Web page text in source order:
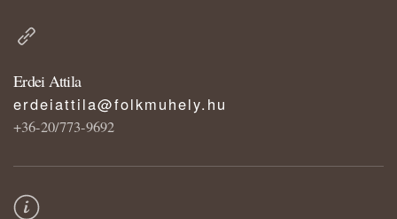
Erdei Attila
erdeiattila@folkmuhely.hu
+36-20/773-9692